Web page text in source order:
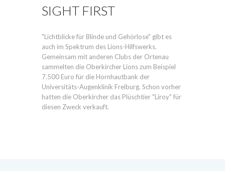
SIGHT FIRST
"Lichtblicke für Blinde und Gehörlose" gibt es
auch im Spektrum des Lions-Hilfswerks.
Gemeinsam mit anderen Clubs der Ortenau
sammelten die Oberkircher Lions zum Beispiel
7.500 Euro für die Hornhautbank der
Universitäts-Augenklinik Freiburg. Schon vorher
hatten die Oberkircher das Plüschtier "Liroy" für
diesen Zweck verkauft.